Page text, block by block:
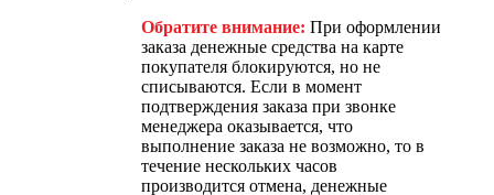
Обратите внимание: При оформлении
заказа денежные средства на карте
покупателя блокируются, но не
списываются. Если в момент
подтверждения заказа при звонке
менеджера оказывается, что
выполнение заказа не возможно, то в
течение нескольких часов
производится отмена, денежные